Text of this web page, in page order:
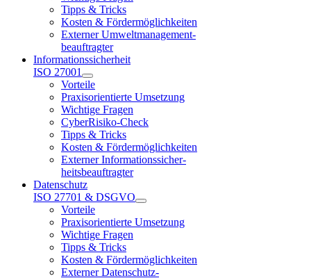
Tipps & Tricks
Kosten & Fördermöglichkeiten
Externer Umweltmanagement-
beauftragter
Informationssicherheit
ISO 27001
Vorteile
Praxisorientierte Umsetzung
Wichtige Fragen
CyberRisiko-Check
Tipps & Tricks
Kosten & Fördermöglichkeiten
Externer Informationssicher-
heitsbeauftragter
Datenschutz
ISO 27701 & DSGVO
Vorteile
Praxisorientierte Umsetzung
Wichtige Fragen
Tipps & Tricks
Kosten & Fördermöglichkeiten
Externer Datenschutz-